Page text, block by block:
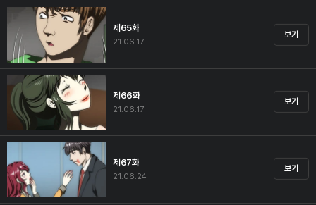
제65화
21.06.17
보기
제66화
21.06.17
보기
제67화
21.06.24
보기